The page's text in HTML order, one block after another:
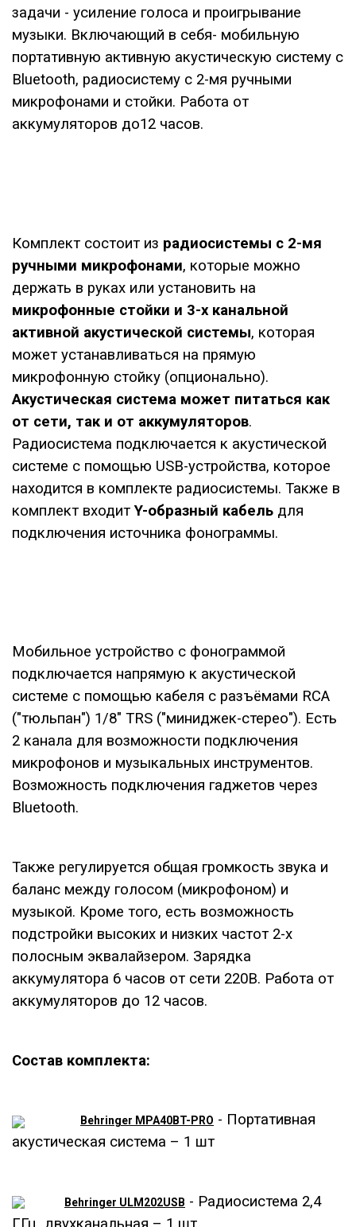
задачи - усиление голоса и проигрывание
музыки. Включающий в себя- мобильную
портативную активную акустическую систему с
Bluetooth, радиосистему с 2-мя ручными
микрофонами и стойки. Работа от
аккумуляторов до12 часов.
Комплект состоит из радиосистемы с 2-мя
ручными микрофонами, которые можно
держать в руках или установить на
микрофонные стойки и 3-х канальной
активной акустической системы, которая
может устанавливаться на прямую
микрофонную стойку (опционально).
Акустическая система может питаться как
от сети, так и от аккумуляторов.
Радиосистема подключается к акустической
системе с помощью USB-устройства, которое
находится в комплекте радиосистемы. Также в
комплект входитY-образный кабель для
подключения источника фонограммы.
Мобильное устройство с фонограммой
подключается напрямую к акустической
системе с помощью кабеля с разъёмами RCA
("тюльпан") 1/8" TRS ("миниджек-стерео"). Есть
2 канала для возможности подключения
микрофонов и музыкальных инструментов.
Возможность подключения гаджетов через
Bluetooth.
Также регулируется общая громкость звука и
баланс между голосом (микрофоном) и
музыкой. Кроме того, есть возможность
подстройки высоких и низких частот 2-х
полосным эквалайзером. Зарядка
аккумулятора 6 часов от сети 220В. Работа от
аккумуляторов до 12 часов.
Состав комплекта:
Behringer MPA40BT-PRO - Портативная
акустическая система – 1 шт
Behringer ULM202USB - Радиосистема 2,4